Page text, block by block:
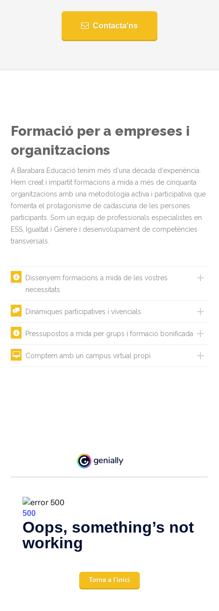
Contacta'ns
Formació per a empreses i
organitzacions
A Barabara Educació tenim més d'una dècada d'experiència.
Hem creat i impartit formacions a mida a més de cinquanta
organitzacions amb una metodologia activa i participativa que
fomenta el protagonisme de cadascuna de les persones
participants. Som un equip de professionals especialistes en
ESS, Igualtat i Gènere i desenvolupament de competències
transversals.
Dissenyem formacions a mida de les vostres
necessitats
Dinàmiques participatives i vivencials
Pressupostos a mida per grups i formació bonificada
Comptem amb un campus virtual propi
Torna a l'inici